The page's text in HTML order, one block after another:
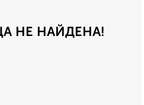
НЕ НАЙДЕНА!